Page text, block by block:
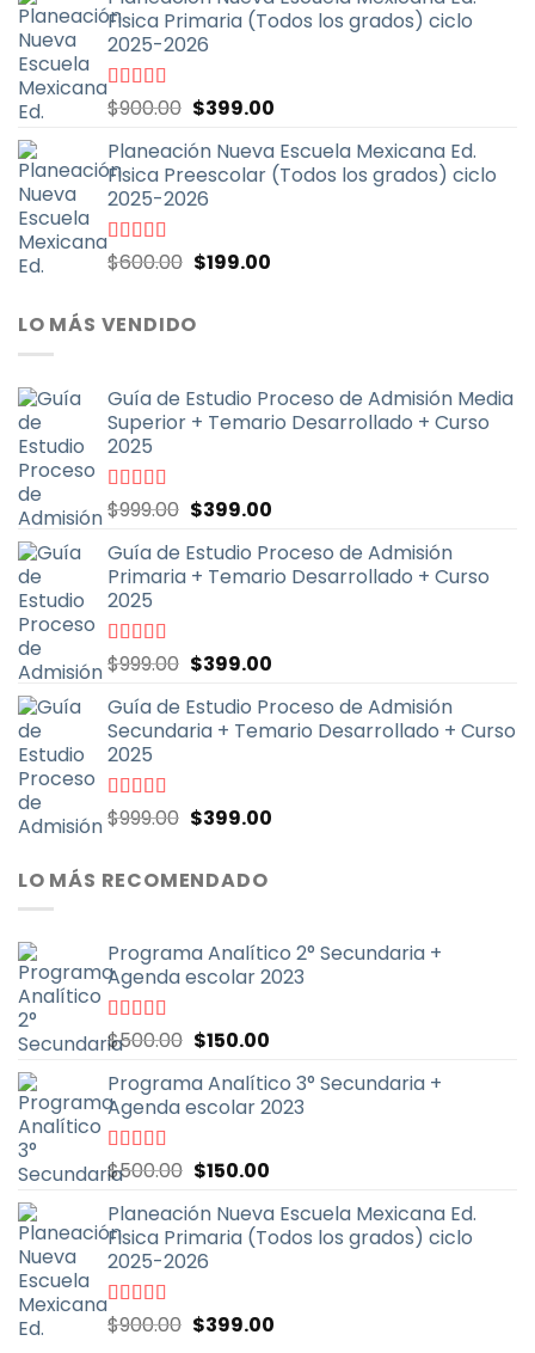
era:
$600.00.
es:
Fisica Primaria (Todos los grados) ciclo
2025-2026
Valorado
con
5
$900.00 El
original
era:
$900.00.
$399.00El
actual
es:
Planeación Nueva Escuela Mexicana Ed.
Fisica Preescolar (Todos los grados) ciclo
2025-2026
Valorado
con
$600.00 El
original
era:
$199.00El
LO MÁS VENDIDO
Guía de Estudio Proceso de Admisión Media
Superior + Temario Desarrollado + Curso
2025
Valorado
con
5
$999.00 El
original
era:
$399.00El
actual
es:
Guía de Estudio Proceso de Admisión
Primaria + Temario Desarrollado + Curso
2025
Valorado
con
5
$999.00 El
original
era:
$399.00El
actual
es:
Guía de Estudio Proceso de Admisión
Secundaria + Temario Desarrollado + Curso
2025
Valorado
con
$999.00 El
era:
$399.00El
LO MÁS RECOMENDADO
Programa Analítico 2° Secundaria +
Agenda escolar 2023
Valorado
con
5
$500.00 El
original
era:
$150.00El
actual
es:
Programa Analítico 3° Secundaria +
Agenda escolar 2023
Valorado
con
5
$500.00 El
original
era:
$500.00.
$150.00El
actual
es:
Planeación Nueva Escuela Mexicana Ed.
Fisica Primaria (Todos los grados) ciclo
2025-2026
Valorado
con
$900.00 El
$399.00El